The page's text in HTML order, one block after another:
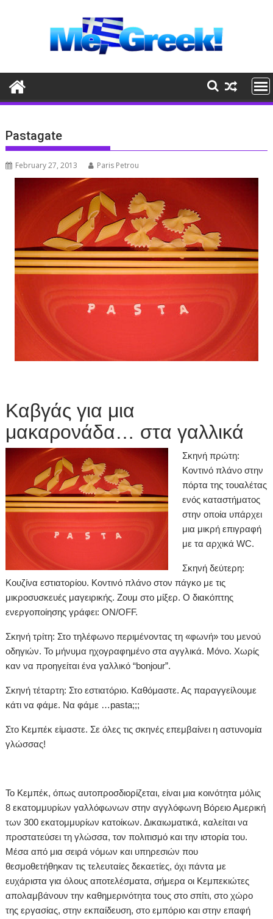
Pastagate
February 27, 2013 Paris Petrou
Καβγάς για μια
μακαρονάδα… στα γαλλικά
Σκηνή πρώτη:
Κοντινό πλάνο στην
πόρτα της τουαλέτας
ενός καταστήματος
στην οποία υπάρχει
μια μικρή επιγραφή
με τα αρχικά WC.
Σκηνή δεύτερη:
Κουζίνα εστιατορίου. Κοντινό πλάνο στον πάγκο με τις
μικροσυσκευές μαγειρικής. Ζουμ στο μίξερ. Ο διακόπτης
ενεργοποίησης γράφει: ON/OFF.
Σκηνή τρίτη: Στο τηλέφωνο περιμένοντας τη «φωνή» του μενού
οδηγιών. Το μήνυμα ηχογραφημένο στα αγγλικά. Μόνο. Χωρίς
καν να προηγείται ένα γαλλικό “bonjour”.
Σκηνή τέταρτη: Στο εστιατόριο. Καθόμαστε. Ας παραγγείλουμε
κάτι να φάμε. Να φάμε …pasta;;;
Στο Κεμπέκ είμαστε. Σε όλες τις σκηνές επεμβαίνει η αστυνομία
γλώσσας!
Το Κεμπέκ, όπως αυτοπροσδιορίζεται, είναι μια κοινότητα μόλις
8 εκατομμυρίων γαλλόφωνων στην αγγλόφωνη Βόρειο Αμερική
των 300 εκατομμυρίων κατοίκων. Δικαιωματικά, καλείται να
προστατεύσει τη γλώσσα, τον πολιτισμό και την ιστορία του.
Μέσα από μια σειρά νόμων και υπηρεσιών που
θεσμοθετήθηκαν τις τελευταίες δεκαετίες, όχι πάντα με
ευχάριστα για όλους αποτελέσματα, σήμερα οι Κεμπεκιώτες
απολαμβάνουν την καθημερινότητα τους στο σπίτι, στο χώρο
της εργασίας, στην εκπαίδευση, στο εμπόριο και στην επαφή